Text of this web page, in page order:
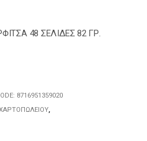
48 ΣΕΛΙΔΕΣ 82 ΓΡ.
8716951359020
,